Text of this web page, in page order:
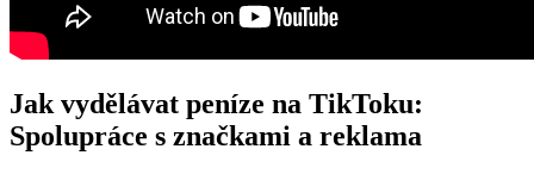
Jak vydělávat peníze na TikToku:
Spolupráce s značkami a reklama